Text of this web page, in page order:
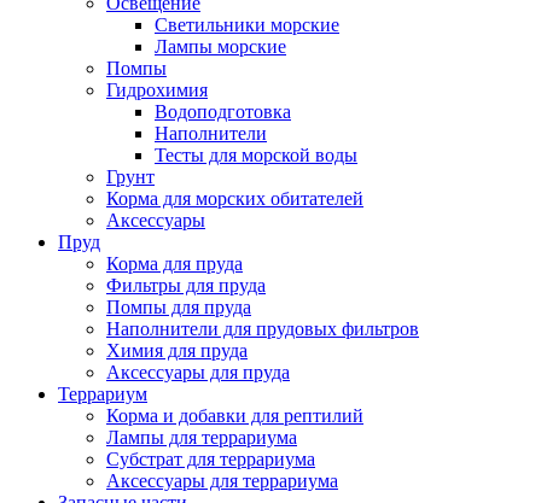
Светильники морские
Лампы морские
Помпы
Гидрохимия
Водоподготовка
Наполнители
Тесты для морской воды
Грунт
Корма для морских обитателей
Аксессуары
Пруд
Корма для пруда
Фильтры для пруда
Помпы для пруда
Наполнители для прудовых фильтров
Химия для пруда
Аксессуары для пруда
Террариум
Корма и добавки для рептилий
Лампы для террариума
Субстрат для террариума
Аксессуары для террариума